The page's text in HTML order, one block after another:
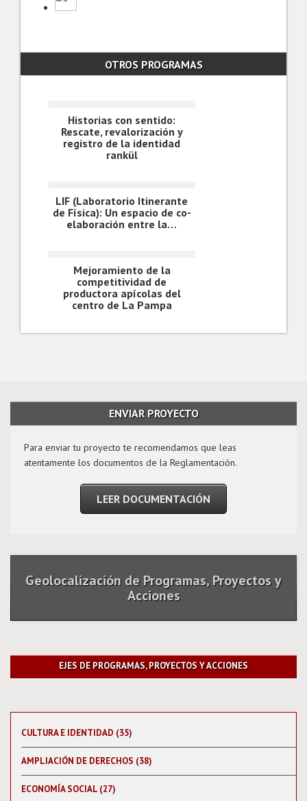
OTROS PROGRAMAS
Historias con sentido:
Rescate, revalorización y
registro de la identidad
rankül
LIF (Laboratorio Itinerante
de Física): Un espacio de co-
elaboración entre la…
Mejoramiento de la
competitividad de
productora apícolas del
centro de La Pampa
ENVIAR PROYECTO
Para enviar tu proyecto te recomendamos que leas
atentamente los documentos de la Reglamentación.
LEER DOCUMENTACIÓN
Geolocalización de Programas, Proyectos y
Acciones
EJES DE PROGRAMAS, PROYECTOS Y ACCIONES
CULTURA E IDENTIDAD (35)
AMPLIACIÓN DE DERECHOS (38)
ECONOMÍA SOCIAL (27)